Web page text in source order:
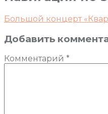
Большой концерт
Добавить
Комментарий *